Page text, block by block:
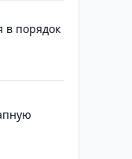
в порядок